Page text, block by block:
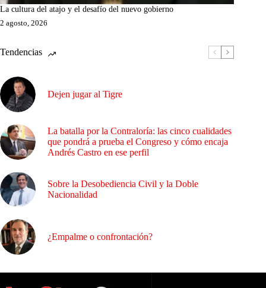
La cultura del atajo y el desafío del nuevo gobierno
2 agosto, 2026
Tendencias
Dejen jugar al Tigre
La batalla por la Contraloría: las cinco cualidades
que pondrá a prueba el Congreso y cómo encaja
Andrés Castro en ese perfil
Sobre la Desobediencia Civil y la Doble
Nacionalidad
¿Empalme o confrontación?